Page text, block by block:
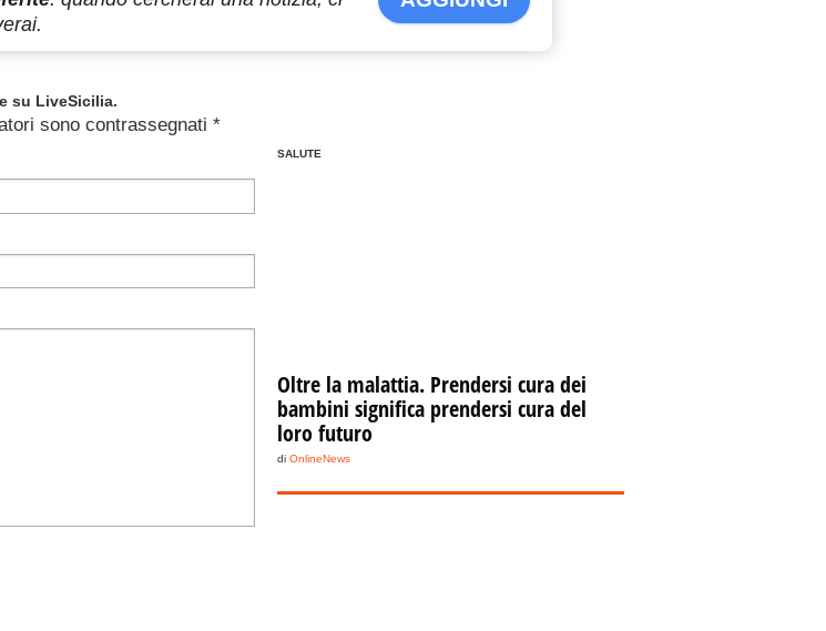
su LiveSicilia.
sono contrassegnati *
SALUTE
Oltre la malattia. Prendersi cura dei
bambini significa prendersi cura del
loro futuro
di OnlineNews